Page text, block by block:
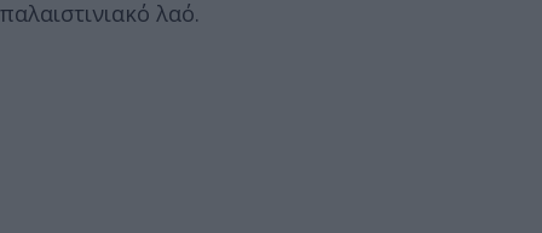
παλαιστινιακό λαό.